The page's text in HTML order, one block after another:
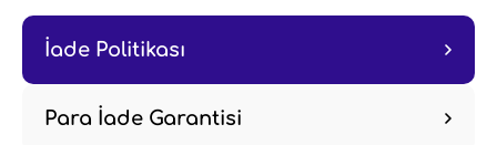
İade Politikası
Para İade Garantisi